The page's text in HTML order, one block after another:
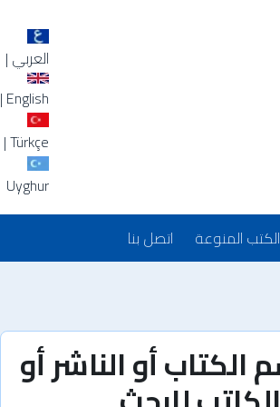
العربي |
English
|
Türkçe
|
Uyghur
الكتب المنوعة اتصل بنا
الكتاب أو الناشر أو